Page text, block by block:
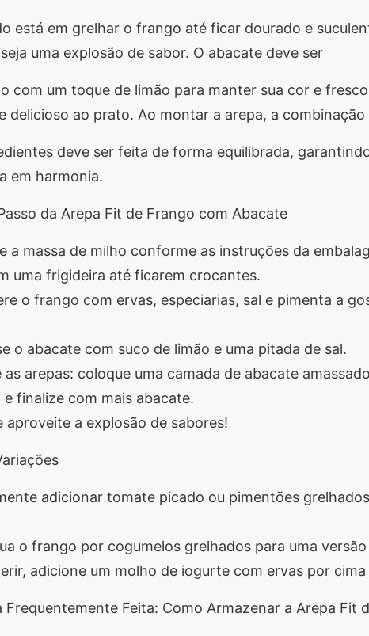
está em grelhar o frango até ficar dourado e
uma explosão de sabor. O abacate deve ser
com um toque de limão para manter sua cor e
delicioso ao prato. Ao montar a arepa, a combinação
deve ser feita de forma equilibrada,
em harmonia.
da Arepa Fit de Frango com Abacate
a massa de milho conforme as instruções da
uma frigideira até ficarem crocantes.
o frango com ervas, especiarias, sal e pimenta a
o abacate com suco de limão e uma pitada de sal.
as arepas: coloque uma camada de abacate
e finalize com mais abacate.
aproveite a explosão de sabores!
adicionar tomate picado ou pimentões
o frango por cogumelos grelhados para uma
adicione um molho de iogurte com ervas por
Frequentemente Feita: Como Armazenar a Arepa Fit